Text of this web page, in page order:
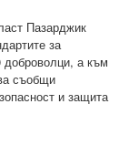
Пазарджик
за
а към
съобщи
и защита